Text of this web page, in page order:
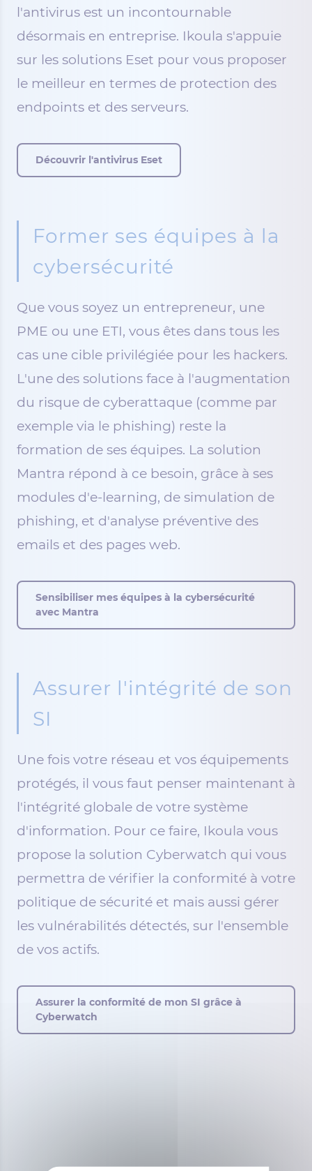
l'antivirus est un incontournable
désormais en entreprise. Ikoula s'appuie
sur les solutions Eset pour vous proposer
le meilleur en termes de protection des
endpoints et des serveurs.
Découvrir l'antivirus Eset
Former ses équipes à la
cybersécurité
Que vous soyez un entrepreneur, une
PME ou une ETI, vous êtes dans tous les
cas une cible privilégiée pour les hackers.
L'une des solutions face à l'augmentation
du risque de cyberattaque (comme par
exemple via le phishing) reste la
formation de ses équipes. La solution
Mantra répond à ce besoin, grâce à ses
modules d'e-learning, de simulation de
phishing, et d'analyse préventive des
emails et des pages web.
Sensibiliser mes équipes à la cybersécurité
avec Mantra
Assurer l'intégrité de son
SI
Une fois votre réseau et vos équipements
protégés, il vous faut penser maintenant à
l'intégrité globale de votre système
d'information. Pour ce faire, Ikoula vous
propose la solution Cyberwatch qui vous
permettra de vérifier la conformité à votre
politique de sécurité et mais aussi gérer
les vulnérabilités détectés, sur l'ensemble
de vos actifs.
Assurer la conformité de mon SI grâce à
Cyberwatch